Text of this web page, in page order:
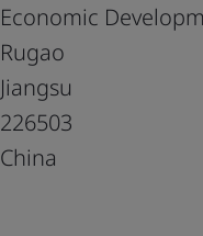
Economic
Rugao
Jiangsu
226503
China